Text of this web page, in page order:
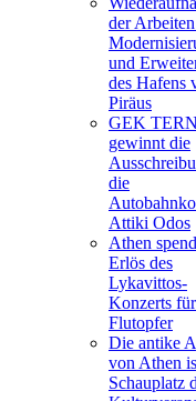
der
und
des Hafens
Piräus
GEK
gewinnt die
die
Attiki Odos
Athen
Erlös des
Lykavittos-
Konzerts
Flutopfer
Die antike
von Athen
Schauplatz